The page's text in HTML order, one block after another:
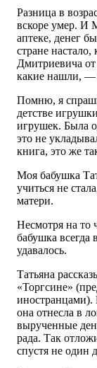
Разница в
вскоре умер. И
аптеке, денег
стране
Дмитриевича
какие нашли, —
Помню, я
детстве
игрушек. Была
это не
книга, это же
Моя бабушка
учиться не
матери.
Несмотря на то
бабушка всегда
удавалось.
Татьяна
«Торгсине»
иностранцами).
она отнесла в
вырученные
рада. Так
спустя не один